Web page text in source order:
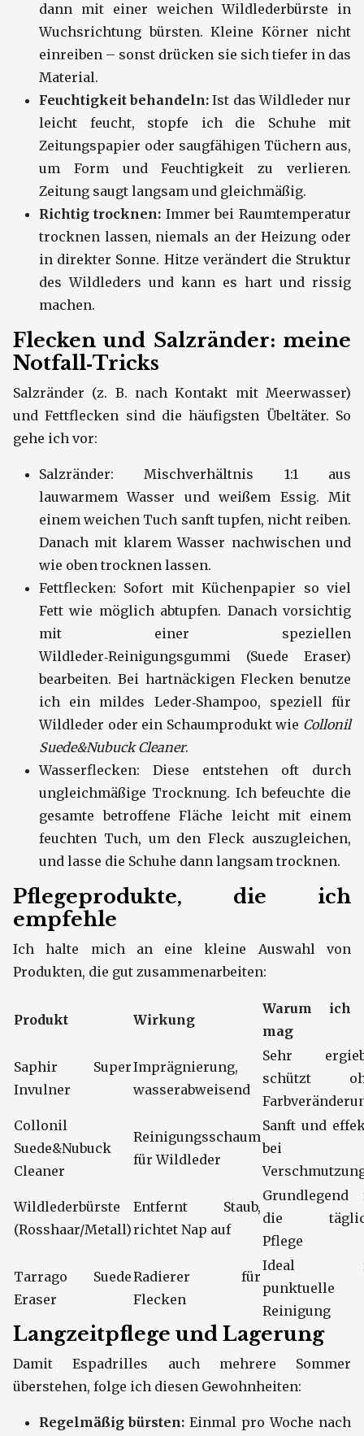
dann mit einer weichen Wildlederbürste in
Wuchsrichtung bürsten. Kleine Körner nicht
einreiben – sonst drücken sie sich tiefer in das
Material.
Feuchtigkeit behandeln: Ist das Wildleder nur
leicht feucht, stopfe ich die Schuhe mit
Zeitungspapier oder saugfähigen Tüchern aus,
um Form und Feuchtigkeit zu verlieren.
Zeitung saugt langsam und gleichmäßig.
Richtig trocknen: Immer bei Raumtemperatur
trocknen lassen, niemals an der Heizung oder
in direkter Sonne. Hitze verändert die Struktur
des Wildleders und kann es hart und rissig
machen.
Flecken und Salzränder: meine
Notfall‑Tricks
Salzränder (z. B. nach Kontakt mit Meerwasser)
und Fettflecken sind die häufigsten Übeltäter. So
gehe ich vor:
Salzränder: Mischverhältnis 1:1 aus
lauwarmem Wasser und weißem Essig. Mit
einem weichen Tuch sanft tupfen, nicht reiben.
Danach mit klarem Wasser nachwischen und
wie oben trocknen lassen.
Fettflecken: Sofort mit Küchenpapier so viel
Fett wie möglich abtupfen. Danach vorsichtig
mit einer speziellen
Wildleder‑Reinigungsgummi (Suede Eraser)
bearbeiten. Bei hartnäckigen Flecken benutze
ich ein mildes Leder‑Shampoo, speziell für
Wildleder oder ein Schaumprodukt wie Collonil
Suede&Nubuck Cleaner.
Wasserflecken: Diese entstehen oft durch
ungleichmäßige Trocknung. Ich befeuchte die
gesamte betroffene Fläche leicht mit einem
feuchten Tuch, um den Fleck auszugleichen,
und lasse die Schuhe dann langsam trocknen.
Pflegeprodukte, die ich
empfehle
Ich halte mich an eine kleine Auswahl von
Produkten, die gut zusammenarbeiten:
Produkt Wirkung
Warum ich
mag
Saphir Super
Invulner
Imprägnierung,
wasserabweisend
Sehr
schützt
Collonil
Suede&Nubuck
Cleaner
Reinigungsschaum
für Wildleder
Sanft und
bei
Wildlederbürste
(Rosshaar/Metall)
Entfernt Staub,
richtet Nap auf
Grundlegend
die
Pflege
Tarrago Suede
Eraser
Radierer für
Flecken
Ideal
punktuelle
Reinigung
Langzeitpflege und Lagerung
Damit Espadrilles auch mehrere Sommer
überstehen, folge ich diesen Gewohnheiten:
Regelmäßig bürsten: Einmal pro Woche nach